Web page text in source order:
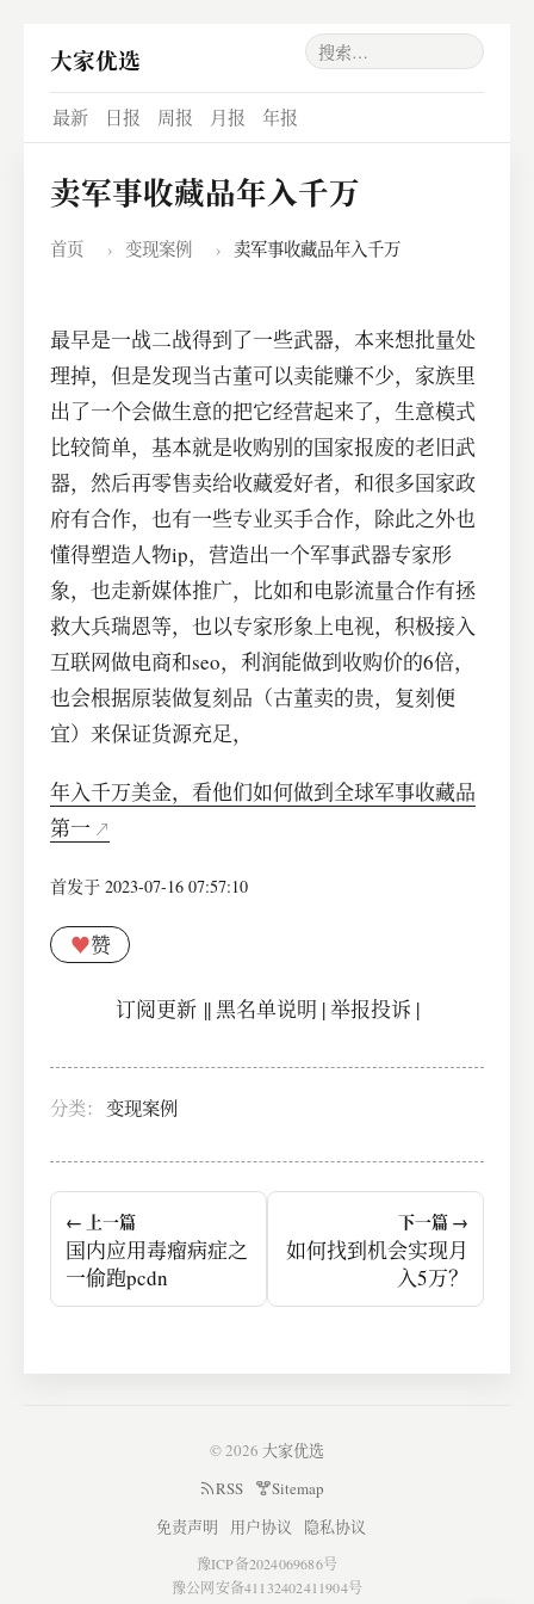
大家优选
最新 日报 周报 月报 年报
卖军事收藏品年入千万
首页 › 变现案例 › 卖军事收藏品年入千万
最早是一战二战得到了一些武器，本来想批量处
理掉，但是发现当古董可以卖能赚不少，家族里
出了一个会做生意的把它经营起来了，生意模式
比较简单，基本就是收购别的国家报废的老旧武
器，然后再零售卖给收藏爱好者，和很多国家政
府有合作，也有一些专业买手合作，除此之外也
懂得塑造人物ip，营造出一个军事武器专家形
象，也走新媒体推广，比如和电影流量合作有拯
救大兵瑞恩等，也以专家形象上电视，积极接入
互联网做电商和seo，利润能做到收购价的6倍，
也会根据原装做复刻品（古董卖的贵，复刻便
宜）来保证货源充足，
年入千万美金，看他们如何做到全球军事收藏品
第一
首发于 2023-07-16 07:57:10
♥赞
订阅更新||黑名单说明 |举报投诉 |
分类： 变现案例
← 上一篇
国内应用毒瘤病症之
一偷跑pcdn
下一篇 →
如何找到机会实现月
入5万？
© 2026 大家优选
RSS
Sitemap
免责声明
用户协议 隐私协议
豫ICP备2024069686号
豫公网安备41132402411904号